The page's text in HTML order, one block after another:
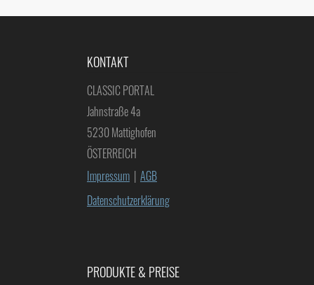
KONTAKT
CLASSIC PORTAL
Jahnstraße 4a
5230 Mattighofen
ÖSTERREICH
Impressum | AGB
Datenschutzerklärung
PRODUKTE & PREISE